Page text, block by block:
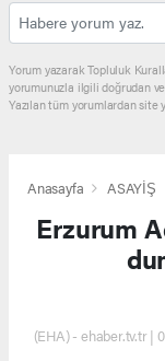
Yorum yazarak Topluluk
yorumunuzla ilgili doğrudan
Yazılan tüm yorumlardan
Anasayfa ASAYİŞ
Erzurum
(EHA) - ehaber.tv.tr |